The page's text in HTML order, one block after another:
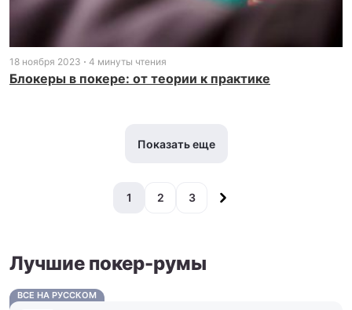
18 ноября 2023 4 минуты чтения
Блокеры в покере: от теории к практике
Показать еще
1 2 3
Лучшие покер-румы
ВСЕ НА РУССКОМ